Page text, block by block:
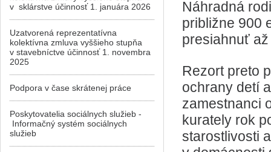
Náhradná
približne 900
presiahnuť
Rezort preto
ochrany detí
zamestnanci
kurately rok
starostlivosti
v sklárstve účinnosť 1. januára 2026
Uzatvorená reprezentatívna
kolektívna zmluva vyššieho stupňa
v stavebníctve účinnosť 1. novembra
2025
Podpora v čase skrátenej práce
Poskytovatelia sociálnych služieb -
Informačný systém sociálnych
služieb